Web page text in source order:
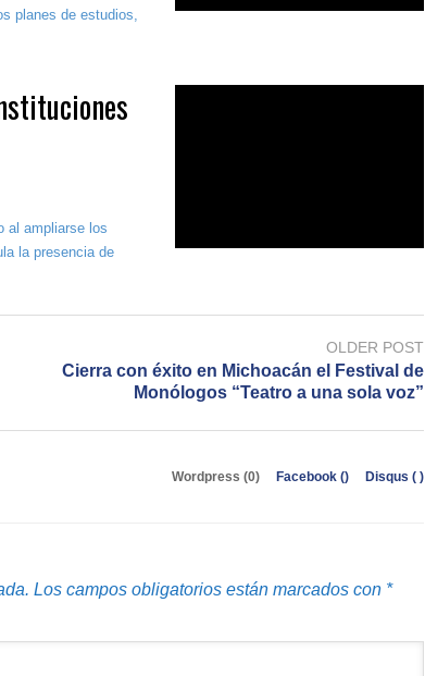
planes de estudios,
al ampliarse los
la presencia de
OLDER POST
Cierra con éxito en Michoacán el Festival de
Monólogos “Teatro a una sola voz”
Wordpress (0) Facebook () Disqus ( )
Los campos obligatorios están marcados con *